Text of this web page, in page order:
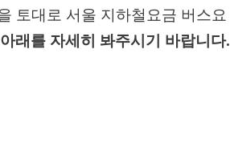
토대로 서울 지하철요금 버스요
래를 자세히 봐주시기 바랍니다.